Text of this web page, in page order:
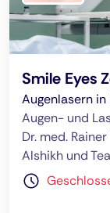
Smile Eyes
Augenlasern
Augen- und
Dr. med.
Alshikh und